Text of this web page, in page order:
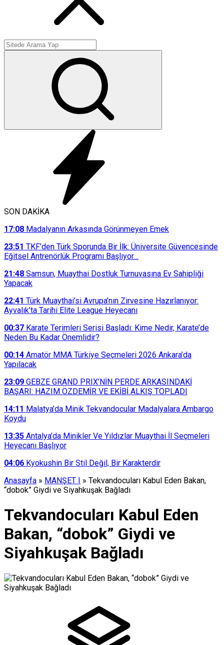
SON DAKİKA
17:08 Madalyanın Arkasında Görünmeyen Emek
23:51 TKF’den Türk Sporunda Bir İlk: Üniversite Güvencesinde
Eğitsel Antrenörlük Programı Başlıyor…
21:48 Samsun, Muaythai Dostluk Turnuvasına Ev Sahipliği
Yapacak
22:41 Türk Muaythai’si Avrupa’nın Zirvesine Hazırlanıyor:
Ayvalık’ta Tarihi Elite League Heyecanı
00:37 Karate Terimleri Serisi Başladı: Kime Nedir, Karate’de
Neden Bu Kadar Önemlidir?
00:14 Amatör MMA Türkiye Seçmeleri 2026 Ankara’da
Yapılacak
23:09 GEBZE GRAND PRIX’NİN PERDE ARKASINDAKİ
BAŞARI: HAZIM ÖZDEMİR VE EKİBİ ALKIŞ TOPLADI
14:11 Malatya’da Minik Tekvandocular Madalyalara Ambargo
Koydu
13:35 Antalya’da Minikler Ve Yıldızlar Muaythai İl Seçmeleri
Heyecanı Başlıyor
04:06 Kyokushin Bir Stil Değil, Bir Karakterdir
Anasayfa » MANŞET I » Tekvandocuları Kabul Eden Bakan,
“dobok” Giydi ve Siyahkuşak Bağladı
Tekvandocuları Kabul Eden
Bakan, “dobok” Giydi ve
Siyahkuşak Bağladı